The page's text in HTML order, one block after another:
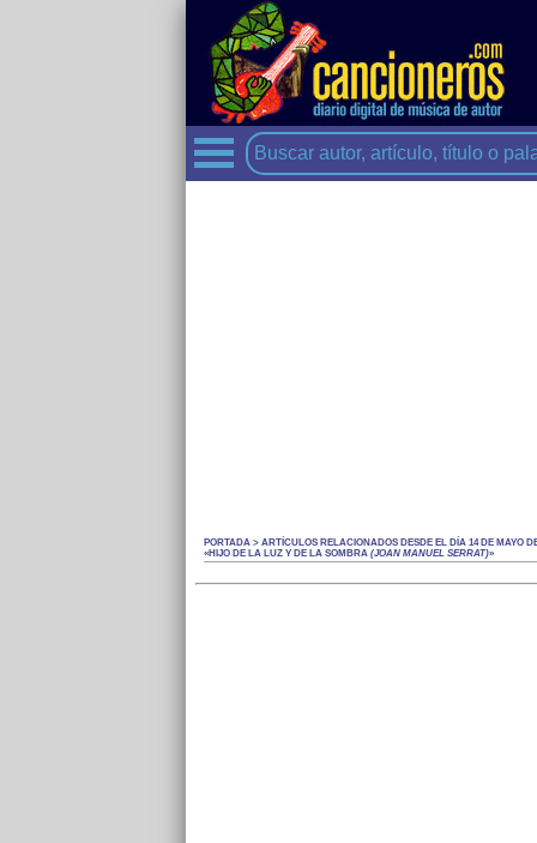
PORTADA > ARTÍCULOS RELACIONADOS DESDE EL DÍA 14 DE MAYO
«HIJO DE LA LUZ Y DE LA SOMBRA(JOAN MANUEL SERRAT)»